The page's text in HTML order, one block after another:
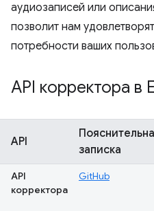
аудиозаписей или
позволит нам
потребности ваших
API корректора в
API
записка
API
корректора
GitHub